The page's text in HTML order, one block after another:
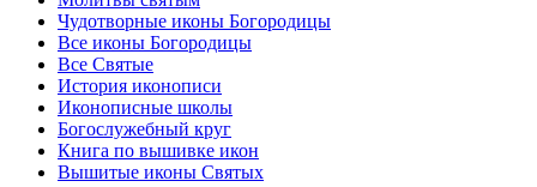
Чудотворные иконы Богородицы
Все иконы Богородицы
Все Святые
История иконописи
Иконописные школы
Богослужебный круг
Книга по вышивке икон
Вышитые иконы Святых